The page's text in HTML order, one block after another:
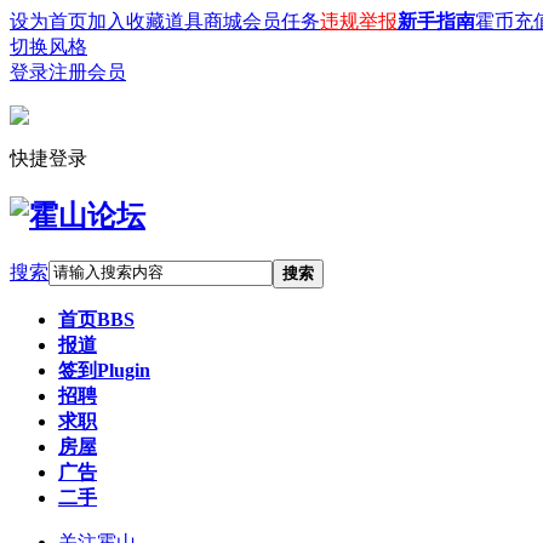
设为首页加入收藏道具商城会员任务违规举报新手指南霍币充
切换风格
登录注册会员
快捷登录
搜索 搜索
首页BBS
报道
签到Plugin
招聘
求职
房屋
广告
二手